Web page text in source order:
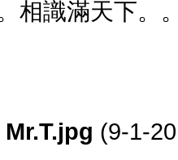
相識滿天下。
Mr.T.jpg (9-1-